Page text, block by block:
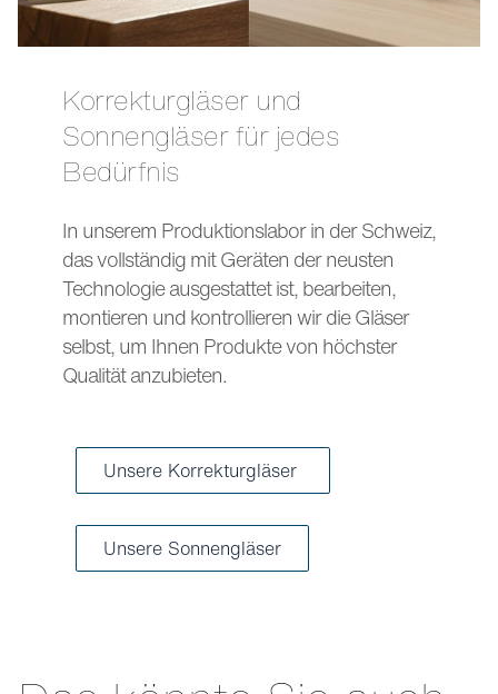
Korrekturgläser und
Sonnengläser für jedes
Bedürfnis
In unserem Produktionslabor in der Schweiz,
das vollständig mit Geräten der neusten
Technologie ausgestattet ist, bearbeiten,
montieren und kontrollieren wir die Gläser
selbst, um Ihnen Produkte von höchster
Qualität anzubieten.
Unsere Korrekturgläser
Unsere Sonnengläser